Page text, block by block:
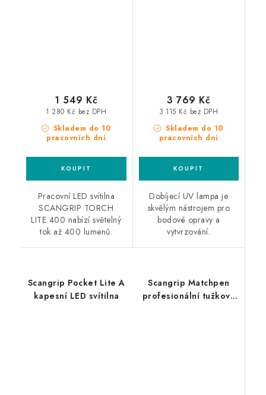
Skladem do 10
pracovních dní
1 280 Kč bez DPH
1 549 Kč
Pracovní LED svítilna
SCANGRIP TORCH
LITE 400 nabízí světelný
tok až 400 lumenů.
Skladem do 10
pracovních dní
3 115 Kč bez DPH
3 769 Kč
Dobíjecí UV lampa je
skvělým nástrojem pro
bodové opravy a
vytvrzování.
Scangrip Pocket Lite A
kapesní LED svítilna
Scangrip Matchpen
profesionální tužková